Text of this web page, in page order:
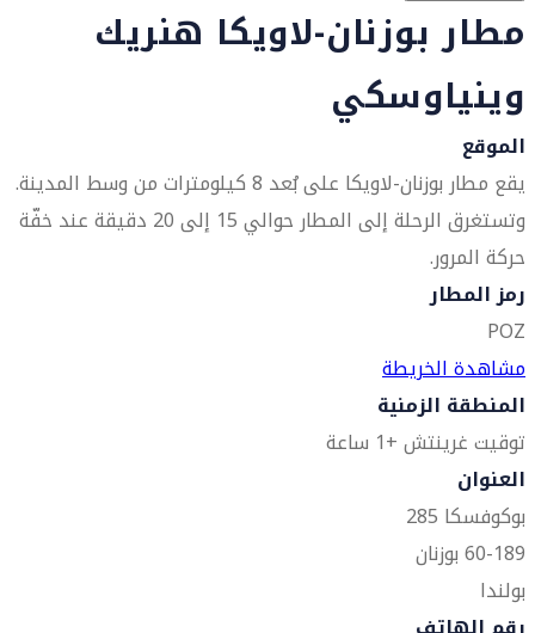
مطار بوزنان-لاويكا هنريك
وينياوسكي
الموقع
يقع مطار بوزنان-لاويكا على بُعد 8 كيلومترات من وسط المدينة.
وتستغرق الرحلة إلى المطار حوالي 15 إلى 20 دقيقة عند خفّة
حركة المرور.
رمز المطار
POZ
مشاهدة الخريطة
المنطقة الزمنية
توقيت غرينتش +1 ساعة
العنوان
بوكوفسكا 285
60-189 بوزنان
بولندا